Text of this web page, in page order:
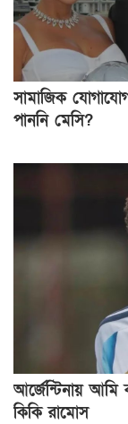
সামাজিক
পাননি মেসি?
আর্জেন্টিনায় আমি
কিকি রামোস